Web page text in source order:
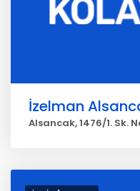
İzelman
Alsancak, 1476/1. Sk.